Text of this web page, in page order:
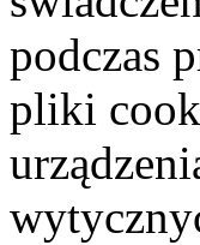
podczas
pliki